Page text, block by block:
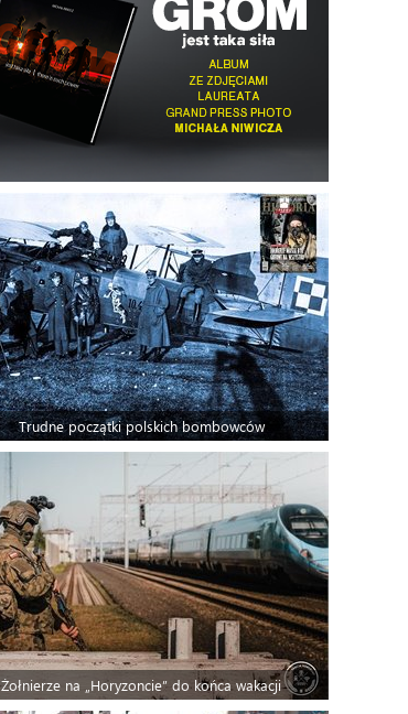
Trudne początki polskich bombowców
Żołnierze na „Horyzoncie” do końca wakacji